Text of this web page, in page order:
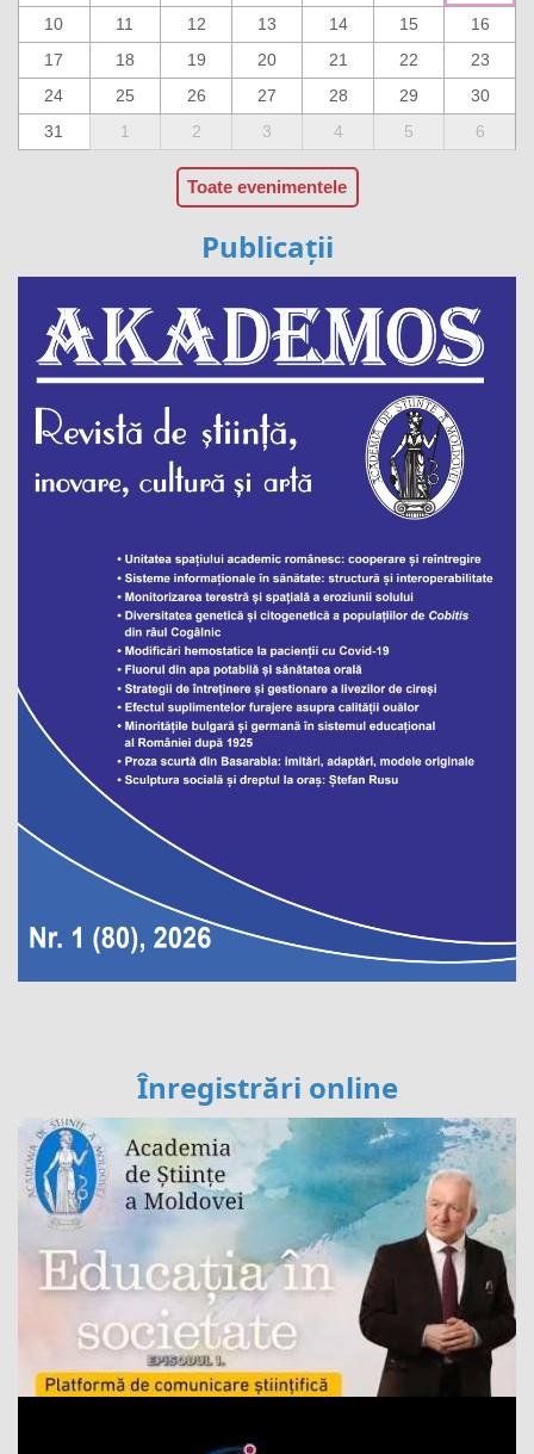
10
11 12 13 14 15
16
17
18 19 20 21 22
23
24
25 26 27 28 29
30
31
1 2 3 4 5 6
Toate evenimentele
Publicații
Înregistrări online